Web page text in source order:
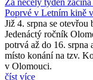
Za necelý týden
Poprvé v Letním kině
Již 4. srpna se
Jedenáctý ročník
potrvá až do 16. srpna
místo konání na tzv.
v Olomouci.
číst více